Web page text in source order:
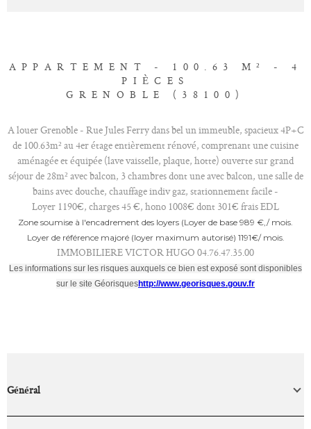
APPARTEMENT - 100.63 M² - 4
PIÈCES
GRENOBLE (38100)
A louer Grenoble - Rue Jules Ferry dans bel un immeuble, spacieux 4P+C
de 100.63m² au 4er étage entièrement rénové, comprenant une cuisine
aménagée et équipée (lave vaisselle, plaque, hotte) ouverte sur grand
séjour de 28m² avec balcon, 3 chambres dont une avec balcon, une salle de
bains avec douche, chauffage indiv gaz, stationnement facile -
Loyer 1190€, charges 45 €, hono 1008€ dont 301€ frais EDL
Zone soumise à l'encadrement des loyers (Loyer de base 989 €‚/ mois.
Loyer de référence majoré (loyer maximum autorisé) 1191€/ mois.
IMMOBILIERE VICTOR HUGO 04.76.47.35.00
Les informations sur les risques auxquels ce bien est exposé sont disponibles
sur le site Géorisqueshttp://www.georisques.gouv.fr
Général